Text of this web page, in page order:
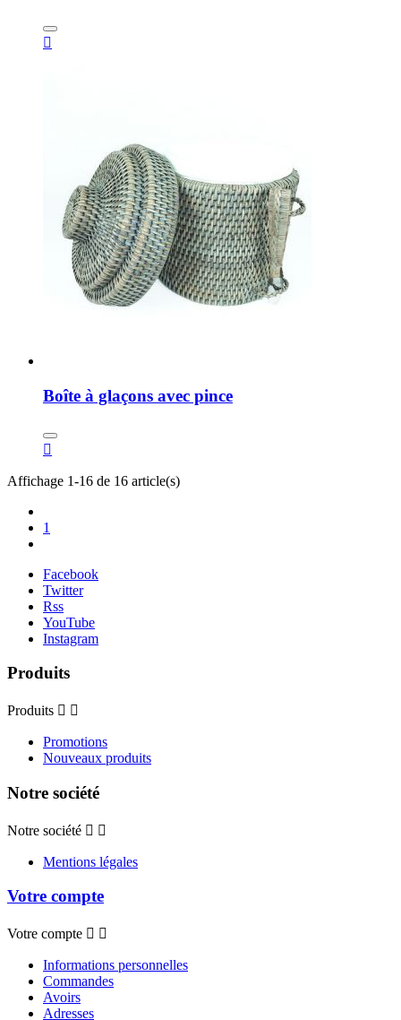

Boîte à glaçons avec pince

Affichage 1-16 de 16 article(s)
1
Facebook
Twitter
Rss
YouTube
Instagram
Produits
Produits  
Promotions
Nouveaux produits
Notre société
Notre société  
Mentions légales
Votre compte
Votre compte  
Informations personnelles
Commandes
Avoirs
Adresses